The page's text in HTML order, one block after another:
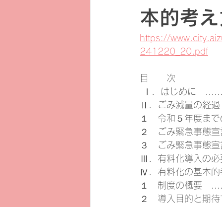
本的考
https://
241220_20.pdf
目　　次
Ⅰ．はじめに　
Ⅱ．ごみ減量の経過
１　令和５年度ま
２　ごみ緊急事態
３　ごみ緊急事態
Ⅲ．有料化導入の
Ⅳ．有料化の基本
１　制度の概要
２　導入目的と期